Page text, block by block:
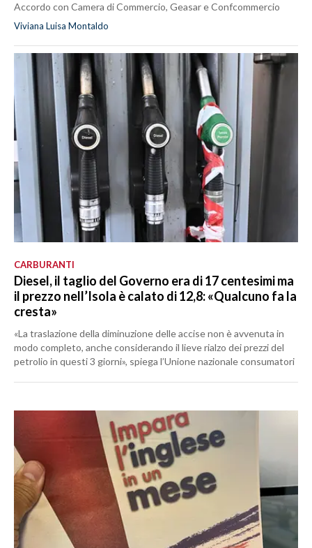
Accordo con Camera di Commercio, Geasar e Confcommercio
Viviana Luisa Montaldo
CARBURANTI
Diesel, il taglio del Governo era di 17 centesimi ma
il prezzo nell’Isola è calato di 12,8: «Qualcuno fa la
cresta»
«La traslazione della diminuzione delle accise non è avvenuta in
modo completo, anche considerando il lieve rialzo dei prezzi del
petrolio in questi 3 giorni», spiega l’Unione nazionale consumatori